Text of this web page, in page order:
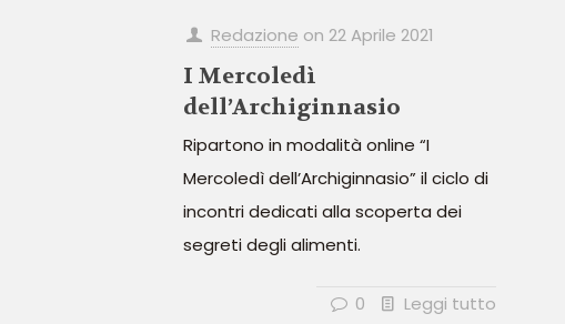
Redazione on 22 Aprile 2021
I Mercoledì
dell’Archiginnasio
Ripartono in modalità online “I
Mercoledì dell’Archiginnasio” il ciclo di
incontri dedicati alla scoperta dei
segreti degli alimenti.
0 Leggi tutto